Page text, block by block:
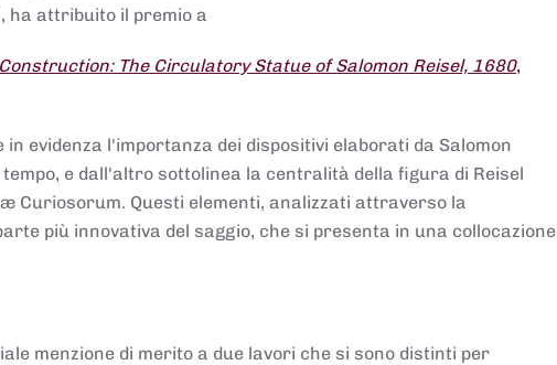
ha attribuito il premio a
The Circulatory Statue of Salomon Reisel, 1680,
evidenza l'importanza dei dispositivi elaborati da Salomon
e dall'altro sottolinea la centralità della figura di Reisel
Curiosorum. Questi elementi, analizzati attraverso la
più innovativa del saggio, che si presenta in una collocazione
menzione di merito a due lavori che si sono distinti per